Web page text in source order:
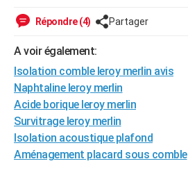
Carte de Noël
Carte Bonne année
Carte Saint-Valentin
Carte Pâques
Carte d'anniversaire
Dictionnaire
Biographies
Citations
Expressions
Proverbes
PROGRAMME TV
COPAINS D'AVANT
S'inscrire
Se connecter
Lycées
Collèges
Primaires
Universités
Entreprises
Service militaire
Avis de recherche
Répondre (4) Partager
A voir également:
Isolation comble leroy merlin avis
Naphtaline leroy merlin
Acide borique leroy merlin
Survitrage leroy merlin
Isolation acoustique plafond
Aménagement placard sous comble